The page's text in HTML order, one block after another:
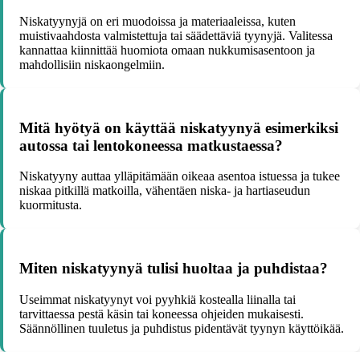
Niskatyynyjä on eri muodoissa ja materiaaleissa, kuten
muistivaahdosta valmistettuja tai säädettäviä tyynyjä. Valitessa
kannattaa kiinnittää huomiota omaan nukkumisasentoon ja
mahdollisiin niskaongelmiin.
Mitä hyötyä on käyttää niskatyynyä esimerkiksi
autossa tai lentokoneessa matkustaessa?
Niskatyyny auttaa ylläpitämään oikeaa asentoa istuessa ja tukee
niskaa pitkillä matkoilla, vähentäen niska- ja hartiaseudun
kuormitusta.
Miten niskatyynyä tulisi huoltaa ja puhdistaa?
Useimmat niskatyynyt voi pyyhkiä kostealla liinalla tai
tarvittaessa pestä käsin tai koneessa ohjeiden mukaisesti.
Säännöllinen tuuletus ja puhdistus pidentävät tyynyn käyttöikää.